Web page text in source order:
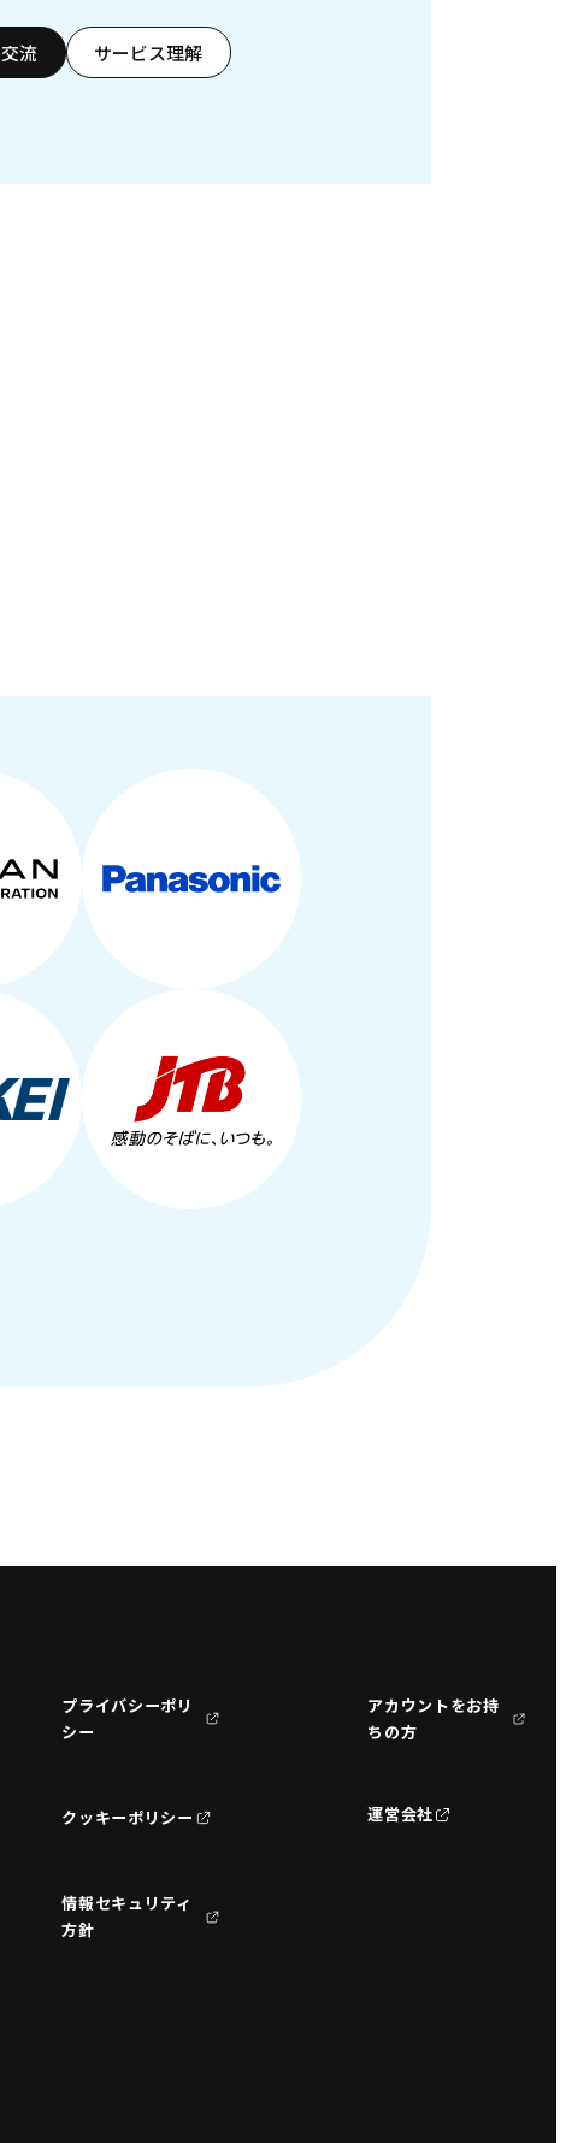
流 サービス理解
プライバシーポリ
シー
クッキーポリシー
情報セキュリティ
方針
アカウントをお持
ちの方
運営会社